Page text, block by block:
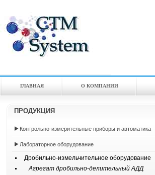
ГЛАВНАЯ О КОМПАНИИ
ПРОДУКЦИЯ
Контрольно-измерительные приборы и автоматика
Лабораторное оборудование
Дробильно-измельчительное оборудование
Агрегат дробильно-делительный АДД